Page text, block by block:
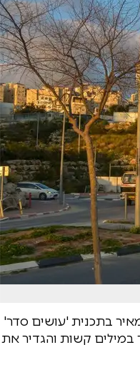
בתכנית 'עושים סדר'
קשות והגדיר את